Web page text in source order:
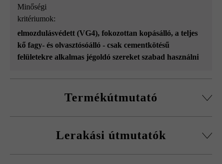
Minőségi
kritériumok:
elmozdulásvédett (VG4), fokozottan kopásálló, a teljes
kő fagy- és olvasztósóálló - csak cementkötésű
felületekre alkalmas jégoldó szereket szabad használni
Termékútmutató
5 mm-es fugaszélességnek megfelelő fugaarányt vesznek
Lerakási útmutatók